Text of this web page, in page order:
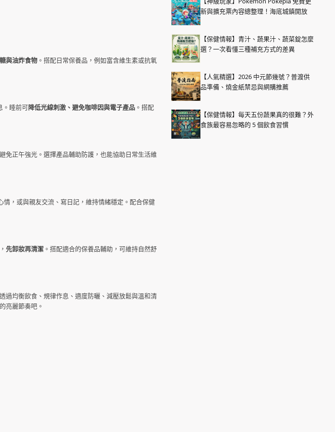
與油炸食物 。搭配日常保養品，例如富含維生素或抗氧
。睡前可降低光線刺激、避免咖啡因與電子產品 。搭配
避免正午強光。選擇產品輔助防護，也能協助日常生活維
情，或與親友交流、寫日記，維持情緒穩定。配合保健
先卸妝再清潔 。搭配適合的保養品輔助，可維持自然舒
過均衡飲食、規律作息、適度防曬、減壓放鬆與溫和清
亮麗節奏吧。
新與擴充票內容總整理！海底城鎮開放
【保健情報】青汁、蔬果汁、蔬菜錠怎麼
選？一次看懂三種補充方式的差異
【人氣精選】2026 中元節幾號？普渡供
品準備、燒金紙禁忌與網購推薦
【保健情報】每天五份蔬果真的很難？外
食族最容易忽略的 5 個飲食習慣